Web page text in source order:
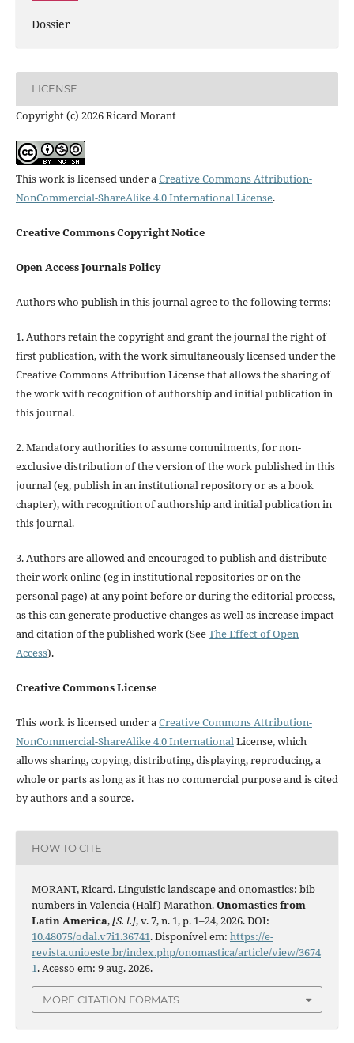
Dossier
LICENSE
Copyright (c) 2026 Ricard Morant
This work is licensed under aCreative Commons Attribution-
NonCommercial-ShareAlike 4.0 International License.
Creative Commons Copyright Notice
Open Access Journals Policy
Authors who publish in this journal agree to the following terms:
1. Authors retain the copyright and grant the journal the right of
first publication, with the work simultaneously licensed under the
Creative Commons Attribution License that allows the sharing of
the work with recognition of authorship and initial publication in
this journal.
2. Mandatory authorities to assume commitments, for non-
exclusive distribution of the version of the work published in this
journal (eg, publish in an institutional repository or as a book
chapter), with recognition of authorship and initial publication in
this journal.
3. Authors are allowed and encouraged to publish and distribute
their work online (eg in institutional repositories or on the
personal page) at any point before or during the editorial process,
as this can generate productive changes as well as increase impact
and citation of the published work (SeeThe Effect of Open
Access).
Creative Commons License
This work is licensed under aCreative Commons Attribution-
NonCommercial-ShareAlike 4.0 InternationalLicense, which
allows sharing, copying, distributing, displaying, reproducing, a
whole or parts as long as it has no commercial purpose and is cited
by authors and a source.
HOW TO CITE
MORANT, Ricard. Linguistic landscape and onomastics: bib
numbers in Valencia (Half) Marathon.Onomastics from
Latin America,[S. l.], v. 7, n. 1, p. 1–24, 2026. DOI:
10.48075/odal.v7i1.36741. Disponível em: https://e-
revista.unioeste.br/index.php/onomastica/article/view/3674
1. Acesso em: 9 aug. 2026.
MORE CITATION FORMATS